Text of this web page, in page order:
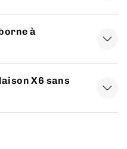
à
X6 sans